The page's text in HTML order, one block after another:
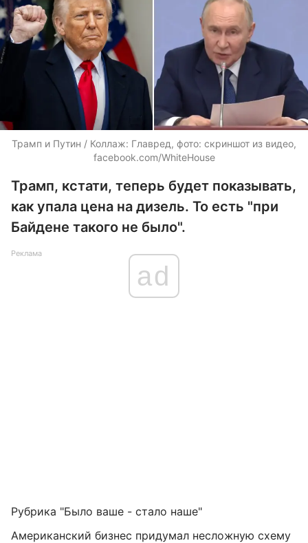
Трамп и Путин / Коллаж: Главред, фото: скриншот из видео,
facebook.com/WhiteHouse
Трамп, кстати, теперь будет показывать,
как упала цена на дизель. То есть "при
Байдене такого не было".
Реклама
ad
Рубрика "Было ваше - стало наше"
Американский бизнес придумал несложную схему